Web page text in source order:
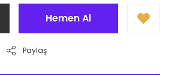
Hemen Al
Paylaş